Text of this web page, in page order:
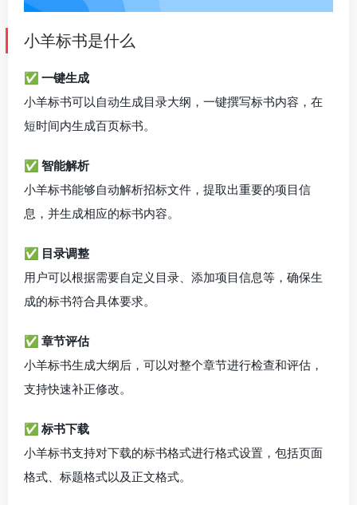
小羊标书是什么
✅ 一键生成
小羊标书可以自动生成目录大纲，一键撰写标书内容，在
短时间内生成百页标书。
✅ 智能解析
小羊标书能够自动解析招标文件，提取出重要的项目信
息，并生成相应的标书内容。
✅ 目录调整
用户可以根据需要自定义目录、添加项目信息等，确保生
成的标书符合具体要求。
✅ 章节评估
小羊标书生成大纲后，可以对整个章节进行检查和评估，
支持快速补正修改。
✅ 标书下载
小羊标书支持对下载的标书格式进行格式设置，包括页面
格式、标题格式以及正文格式。